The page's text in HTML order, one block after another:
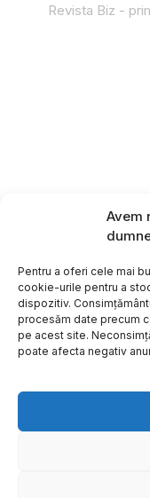
Avem
Pentru a oferi cele mai
cookie-urile pentru a
dispozitiv.
procesăm date precum
pe acest site.
poate afecta negativ
Revista Biz -